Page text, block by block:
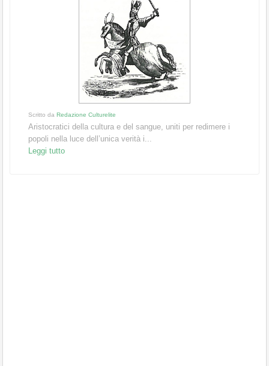
Scritto da Redazione Culturelite
Aristocratici della cultura e del sangue, uniti per redimere i
popoli nella luce dell’unica verità i...
Leggi tutto